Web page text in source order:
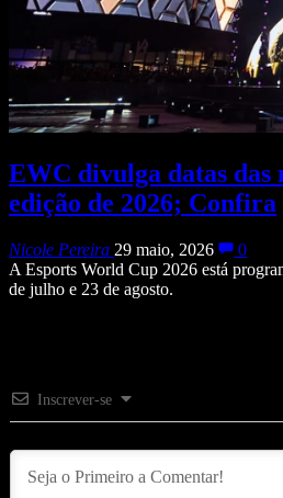
EWC divulga datas das
edição de 2026; Confira
Nicole Pereira 29 maio, 2026
0
A Esports World Cup 2026 está
de julho e 23 de agosto.
Inscrever-se